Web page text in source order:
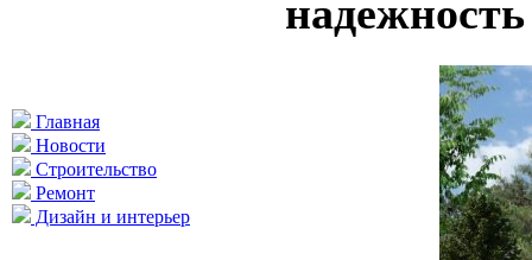
Главная
Новости
Строительство
Ремонт
Дизайн и интерьер